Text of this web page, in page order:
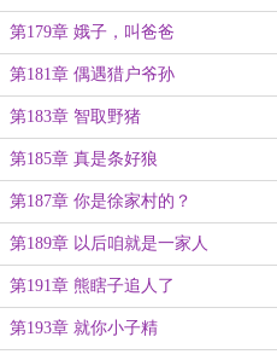
第179章 娥子，叫爸爸
第181章 偶遇猎户爷孙
第183章 智取野猪
第185章 真是条好狼
第187章 你是徐家村的？
第189章 以后咱就是一家人
第191章 熊瞎子追人了
第193章 就你小子精